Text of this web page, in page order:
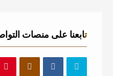
تابعنا على منصات